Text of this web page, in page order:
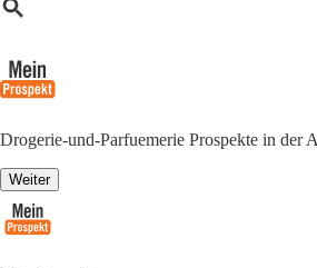
Drogerie-und-Parfuemerie Prospekte in der
Weiter